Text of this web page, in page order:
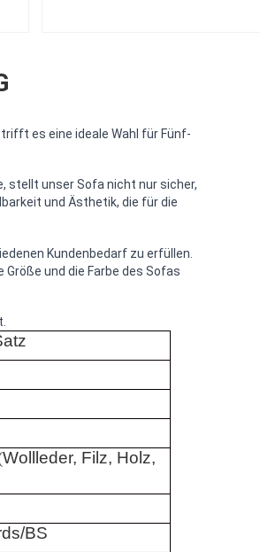
es eine ideale Wahl für Fünf-
stellt unser Sofa nicht nur sicher,
und Ästhetik, die für die
Kundenbedarf zu erfüllen.
und die Farbe des Sofas
Wollleder, Filz, Holz,
BS